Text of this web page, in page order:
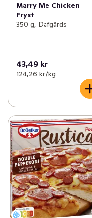
✓ Kvarg- och
✓ Nyheter inom sås
Indiska nyheter i
✓ Dryckesnyheter (28)
✓ Ostnyheter (6)
✓ Nyheter inom
✓ Leksaksnyheter (1)
✓ Glutenfria nyheter
Marry Me Chicken
Fryst
350 g, Dafgårds
43,49 kr
124,26 kr /kg